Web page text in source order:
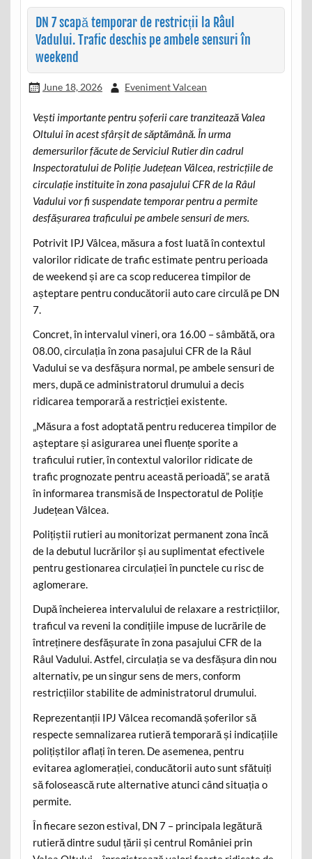
DN 7 scapă temporar de restricții la Râul
Vadului. Trafic deschis pe ambele sensuri în
weekend
June 18, 2026 Eveniment Valcean
Vești importante pentru șoferii care tranzitează Valea
Oltului în acest sfârșit de săptămână. În urma
demersurilor făcute de Serviciul Rutier din cadrul
Inspectoratului de Poliție Județean Vâlcea, restricțiile de
circulație instituite în zona pasajului CFR de la Râul
Vadului vor fi suspendate temporar pentru a permite
desfășurarea traficului pe ambele sensuri de mers.
Potrivit IPJ Vâlcea, măsura a fost luată în contextul
valorilor ridicate de trafic estimate pentru perioada
de weekend și are ca scop reducerea timpilor de
așteptare pentru conducătorii auto care circulă pe DN
7.
Concret, în intervalul vineri, ora 16.00 – sâmbătă, ora
08.00, circulația în zona pasajului CFR de la Râul
Vadului se va desfășura normal, pe ambele sensuri de
mers, după ce administratorul drumului a decis
ridicarea temporară a restricției existente.
„Măsura a fost adoptată pentru reducerea timpilor de
așteptare și asigurarea unei fluențe sporite a
traficului rutier, în contextul valorilor ridicate de
trafic prognozate pentru această perioadă”, se arată
în informarea transmisă de Inspectoratul de Poliție
Județean Vâlcea.
Polițiștii rutieri au monitorizat permanent zona încă
de la debutul lucrărilor și au suplimentat efectivele
pentru gestionarea circulației în punctele cu risc de
aglomerare.
După încheierea intervalului de relaxare a restricțiilor,
traficul va reveni la condițiile impuse de lucrările de
întreținere desfășurate în zona pasajului CFR de la
Râul Vadului. Astfel, circulația se va desfășura din nou
alternativ, pe un singur sens de mers, conform
restricțiilor stabilite de administratorul drumului.
Reprezentanții IPJ Vâlcea recomandă șoferilor să
respecte semnalizarea rutieră temporară și indicațiile
polițiștilor aflați în teren. De asemenea, pentru
evitarea aglomerației, conducătorii auto sunt sfătuiți
să folosească rute alternative atunci când situația o
permite.
În fiecare sezon estival, DN 7 – principala legătură
rutieră dintre sudul țării și centrul României prin